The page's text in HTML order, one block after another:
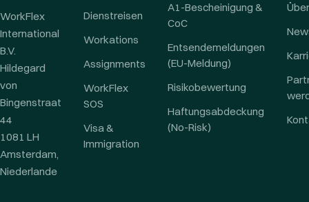
WorkFlex
International
B.V.
Hildegard
von
Bingenstraat
44
1081 LH
Amsterdam,
Niederlande
Dienstreisen
Workations
Assignments
WorkFlex
SOS
Visa &
Immigration
A1-Bescheinigung &
CoC
Entsendemeldungen
(EU-Meldung)
Risikobewertung
Haftungsabdeckung
(No-Risk)